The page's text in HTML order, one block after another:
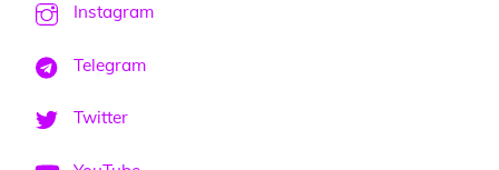
Instagram
Telegram
Twitter